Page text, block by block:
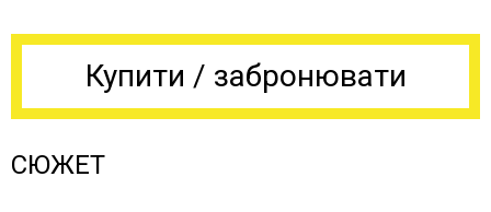
Купити / забронювати
СЮЖЕТ